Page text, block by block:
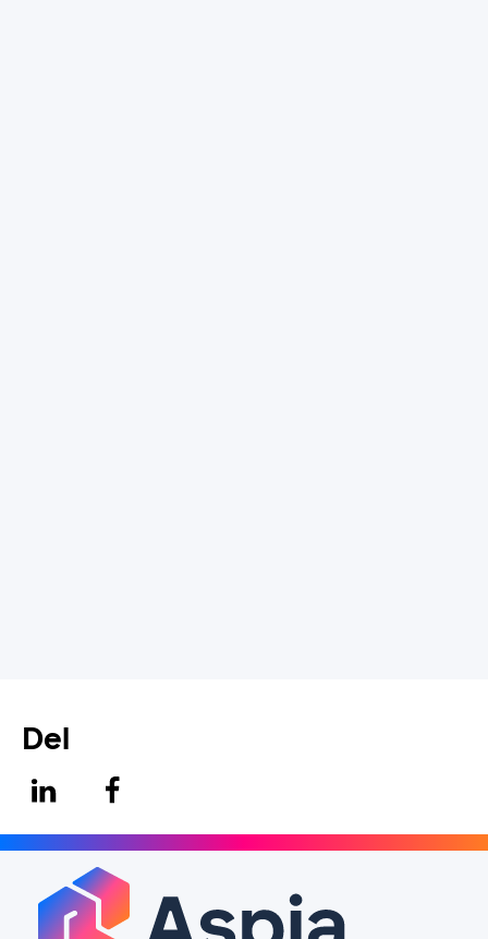
Del